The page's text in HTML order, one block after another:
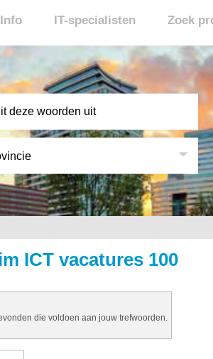
Info IT-specialisten Zoek
ICT vacatures 100
die voldoen aan jouw trefwoorden.